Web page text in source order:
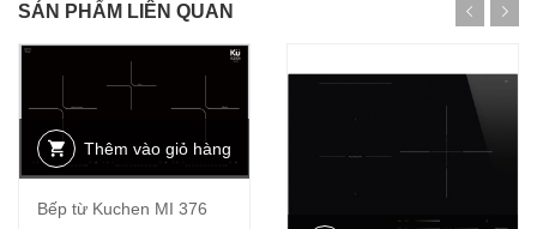
SẢN PHẨM LIÊN QUAN
Thêm vào giỏ hàng
Bếp từ Kuchen MI 376